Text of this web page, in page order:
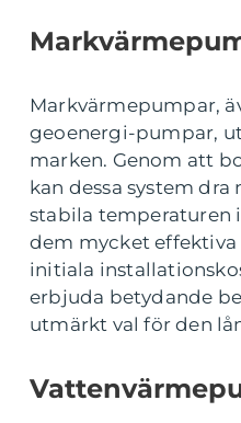
Markvärmepumpar,
geoenergi-pumpar,
marken. Genom att
kan dessa system
stabila temperaturen
dem mycket
initiala
erbjuda betydande
utmärkt val för den